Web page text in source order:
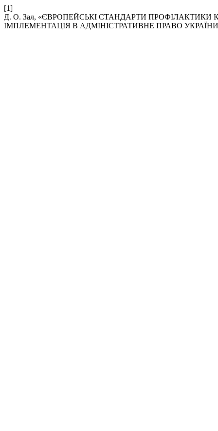
[1]
Д. О. Зал, «ЄВРОПЕЙСЬКІ СТАНДАРТИ ПРОФІЛАКТИКИ
ІМПЛЕМЕНТАЦІЯ В АДМІНІСТРАТИВНЕ ПРАВО